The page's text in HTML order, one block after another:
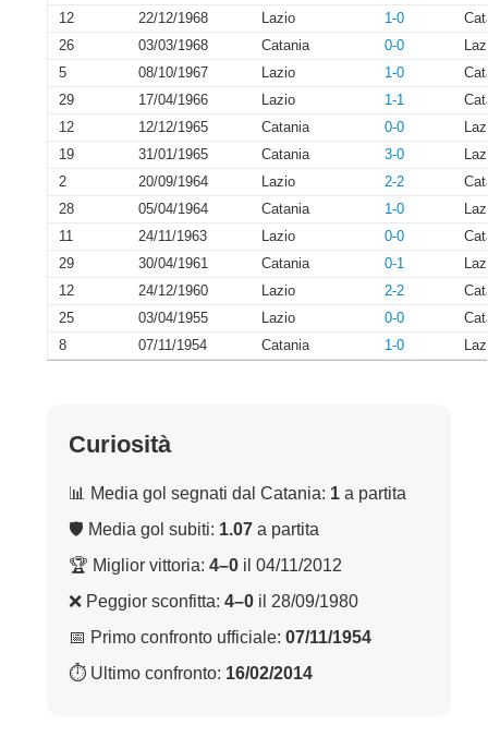
12
22/12/1968 Lazio 1-0
26
03/03/1968 Catania 0-0
5
08/10/1967 Lazio 1-0
29
17/04/1966 Lazio 1-1
12
12/12/1965 Catania 0-0
19
31/01/1965 Catania 3-0
2
20/09/1964 Lazio 2-2
28
05/04/1964 Catania 1-0
11
24/11/1963 Lazio 0-0
29
30/04/1961 Catania 0-1
12
24/12/1960 Lazio 2-2
25
03/04/1955 Lazio 0-0
8
07/11/1954 Catania 1-0
Curiosità
📊 Media gol segnati dal Catania: 1 a partita
🛡 Media gol subiti: 1.07 a partita
🏆 Miglior vittoria: 4–0 il 04/11/2012
❌ Peggior sconfitta: 4–0 il 28/09/1980
📅 Primo confronto ufficiale: 07/11/1954
⏱ Ultimo confronto: 16/02/2014